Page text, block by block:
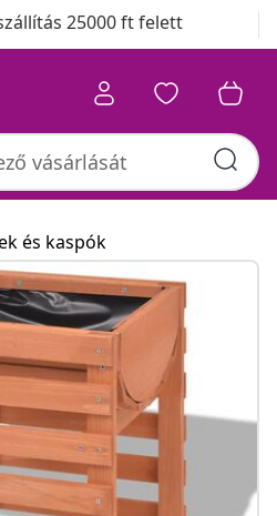
25000 ft felett
és kaspók